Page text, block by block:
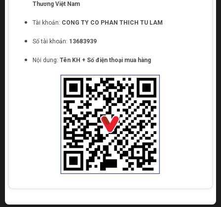
Thương Việt Nam
Tài khoản: CONG TY CO PHAN THICH TU LAM
Số tài khoản: 13683939
Nội dung: Tên KH + Số điện thoại mua hàng